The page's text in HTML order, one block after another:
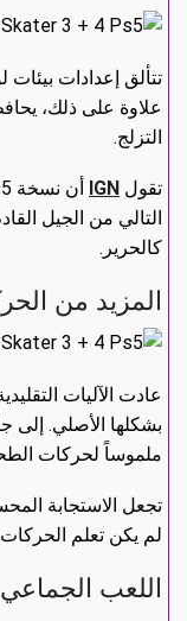
تتألق إعدادات
علاوة على ذلك،
التزلج.
تقول IGN
التالي من الجيل
كالحرير.
المزيد من
عادت الآليات
بشكلها الأصلي. إلى
ملموساً لحركات
تجعل الاستجابة
لم يكن تعلم
اللعب الجماعي